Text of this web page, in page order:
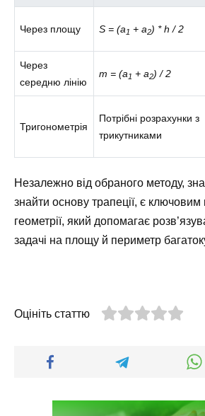
Через площу S = (a1 + a2) * h / 2
Через
середню лінію
m = (a1 + a2) / 2
Тригонометрія
Потрібні розрахунки з
трикутниками
Незалежно від обраного методу,
знайти основу трапеції, є
геометрії, який допомагає
задачі на площу й периметр
Оцініть статтю